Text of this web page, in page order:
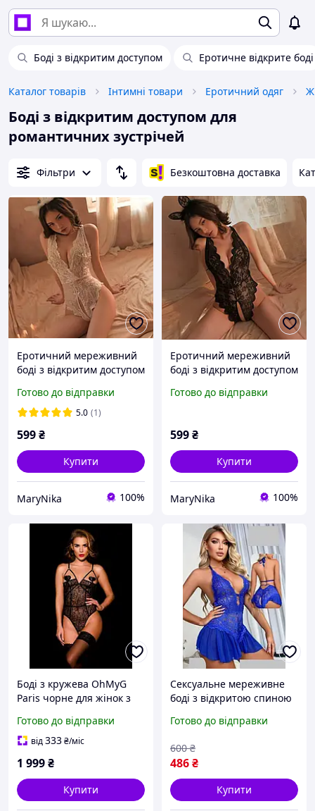
Боді з відкритим доступом Еротичне відкрите боді
Каталог товарів Інтимні товари Еротичний одяг
Боді з відкритим доступом для
романтичних зустрічей
Фільтри Безкоштовна доставка
Еротичний мереживний
боді з відкритим доступом
білий до 172 см
Готово до відправки
5.0 (1)
599₴
Купити
MaryNika 100%
Еротичний мереживний
боді з відкритим доступом
чорний до 172 см
Готово до відправки
599₴
Купити
MaryNika 100%
Боді з кружева OhMyG
Paris чорне для жінок з
сексуальне белье для
романтичних зустрічей
Готово до відправки
від333₴/міс
1 999₴
Купити
Сексуальне мереживне
боді з відкритою спиною
кольорі
Готово до відправки
486₴
600 ₴
Купити